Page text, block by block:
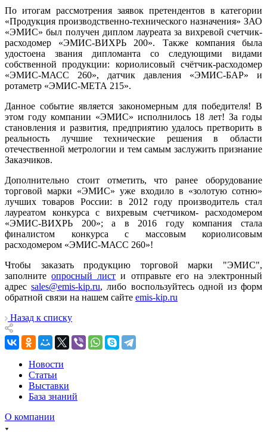
По итогам рассмотрения заявок претендентов в категории
«Продукция производственно-технического назначения» ЗАО
«ЭМИС» был получен диплом лауреата за вихревой счетчик-
расходомер «ЭМИС-ВИХРЬ 200». Также компания была
удостоена звания дипломанта со следующими видами
собственной продукции: кориолисовый счётчик-расходомер
«ЭМИС-МАСС 260», датчик давления «ЭМИС-БАР» и
ротаметр «ЭМИС-МЕТА 215».
Данное событие является закономерным для победителя! В
этом году компании «ЭМИС» исполнилось 18 лет! За годы
становления и развития, предприятию удалось претворить в
реальность лучшие технические решения в области
отечественной метрологии и тем самым заслужить признание
Заказчиков.
Дополнительно стоит отметить, что ранее оборудование
торговой марки «ЭМИС» уже входило в «золотую сотню»
лучших товаров России: в 2012 году производитель стал
лауреатом конкурса с вихревым счетчиком- расходомером
«ЭМИС-ВИХРЬ 200»; а в 2016 году компания стала
финалистом конкурса с массовым кориолисовым
расходомером «ЭМИС-МАСС 260»!
Чтобы заказать продукцию торговой марки "ЭМИС",
заполнитеопросный лист и отправьте его на электронный
адресsales@emis-kip.ru, либо воспользуйтесь одной из форм
обратной связи на нашем сайте emis-kip.ru
Назад к списку
Новости
Статьи
Выставки
База знаний
О компании